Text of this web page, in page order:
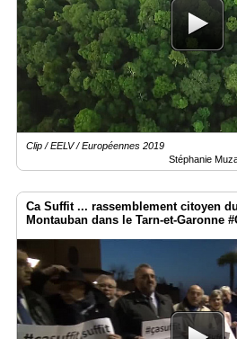
Clip / EELV / Européennes 2019
Stéphanie
Ca Suffit ... rassemblement citoyen
Montauban dans le Tarn-et-Garonne